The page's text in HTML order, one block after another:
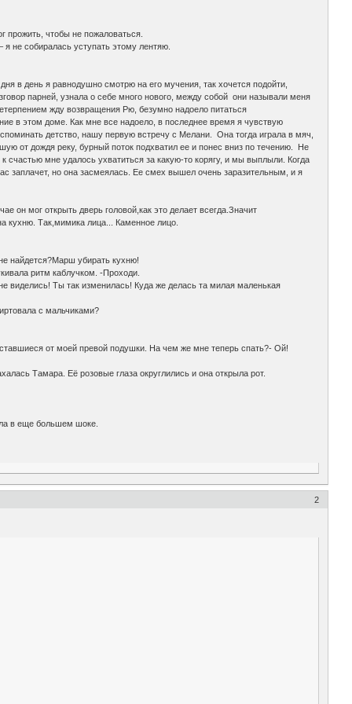
прожить, чтобы не пожаловаться.
не собиралась уступать этому лентяю.
в день я равнодушно смотрю на его мучения, так хочется подойти,
парней, узнала о себе много нового, между собой они называли меня
жду возвращения Рю, безумно надоело питаться
в этом доме. Как мне все надоело, в последнее время я чувствую
детство, нашу первую встречу с Мелани. Она тогда играла в мяч,
от дождя реку, бурный поток подхватил ее и понес вниз по течению. Не
мне удалось ухватиться за какую-то корягу, и мы выплыли. Когда
заплачет, но она засмеялась. Ее смех вышел очень заразительным, и я
он мог открыть дверь головой,как это делает всегда.Значит
кухню. Так,мимика лица... Каменное лицо.
найдется?Марш убирать кухню!
ритм каблучком. -Проходи.
виделись! Ты так изменилась! Куда же делась та милая маленькая
с мальчиками?
от моей превой подушки. На чем же мне теперь спать?- Ой!
Тамара. Её розовые глаза округлились и она открыла рот.
в еще большем шоке.
2